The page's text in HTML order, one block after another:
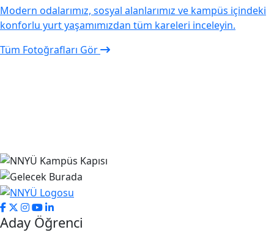
Modern odalarımız, sosyal alanlarımız ve kampüs içindeki
konforlu yurt yaşamımızdan tüm kareleri inceleyin.
Tüm Fotoğrafları Gör
Aday Öğrenci